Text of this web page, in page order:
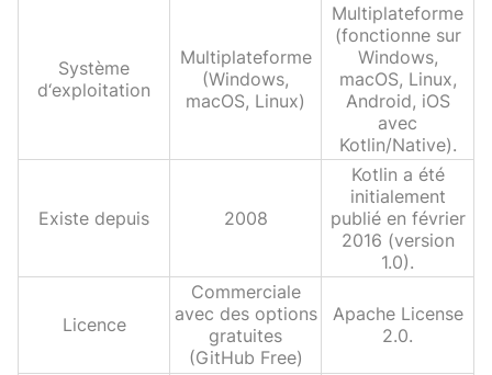
Système
d‘exploitation
Multiplateforme
(Windows,
macOS, Linux)
Multiplateforme
(fonctionne sur
Windows,
macOS, Linux,
Android, iOS
avec
Kotlin/Native).
Existe depuis 2008
Kotlin a été
initialement
publié en février
2016 (version
1.0).
Licence
Commerciale
avec des options
gratuites
(GitHub Free)
Apache License
2.0.